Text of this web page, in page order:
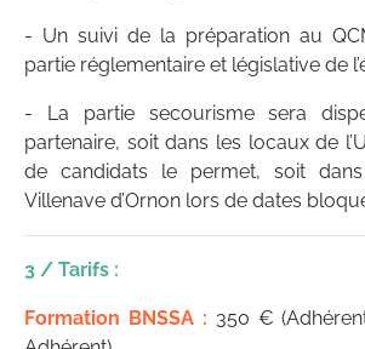
- Un suivi de la préparation au
partie réglementaire et législative de
- La partie secourisme sera
partenaire, soit dans les locaux de
de candidats le permet, soit
Villenave d’Ornon lors de dates
3 / Tarifs :
Formation BNSSA : 350 €